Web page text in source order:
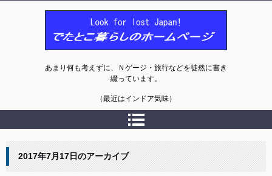
あまり何も考えずに、Ｎゲージ・旅行などを徒然に書き
綴っています。
（最近はインドア気味）
2017年7月17日のアーカイブ